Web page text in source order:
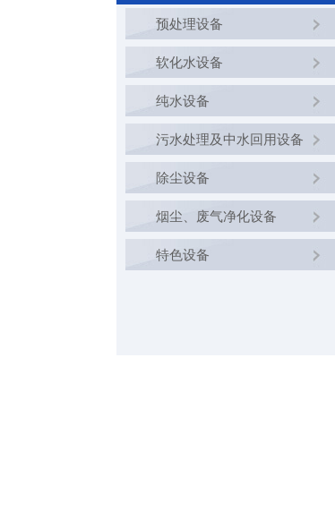
预处理设备
软化水设备
纯水设备
污水处理及中水回用设备
除尘设备
烟尘、废气净化设备
特色设备